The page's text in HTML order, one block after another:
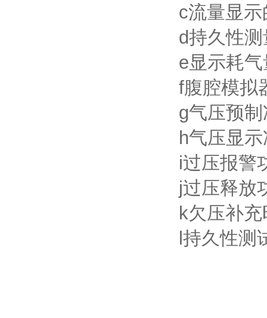
c流量显
d持久性
e显示耗
f腹腔模拟
g气压预
h气压显
i过压报警
j过压释放
k欠压补
l持久性测